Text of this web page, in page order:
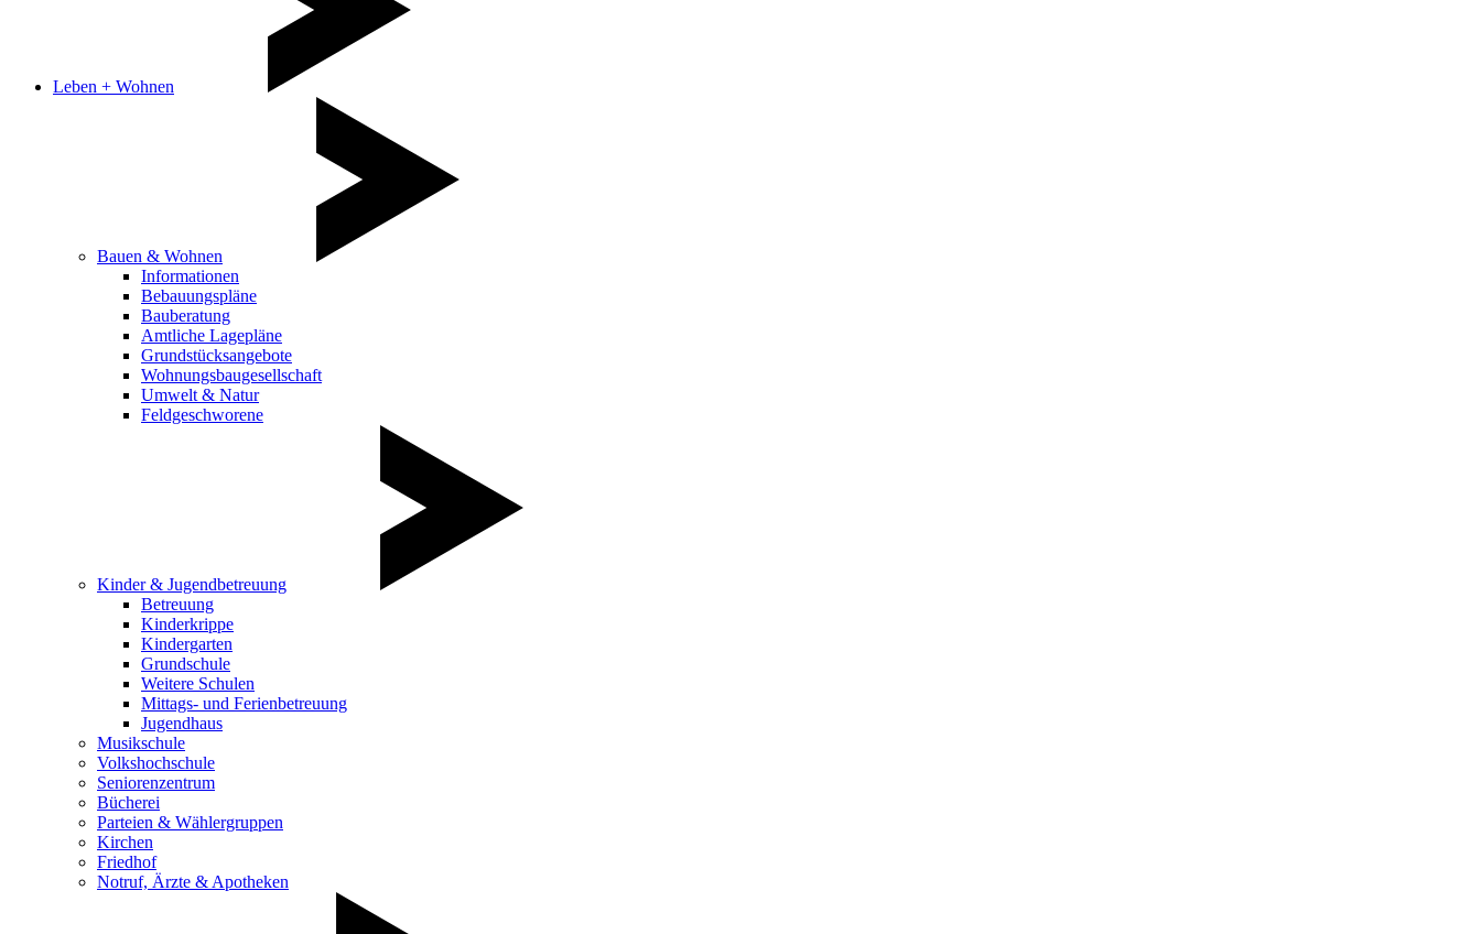
Leben + Wohnen
Bauen & Wohnen
Informationen
Bebauungspläne
Bauberatung
Amtliche Lagepläne
Grundstücksangebote
Wohnungsbaugesellschaft
Umwelt & Natur
Feldgeschworene
Kinder & Jugendbetreuung
Betreuung
Kinderkrippe
Kindergarten
Grundschule
Weitere Schulen
Mittags- und Ferienbetreuung
Jugendhaus
Musikschule
Volkshochschule
Seniorenzentrum
Bücherei
Parteien & Wählergruppen
Kirchen
Friedhof
Notruf, Ärzte & Apotheken